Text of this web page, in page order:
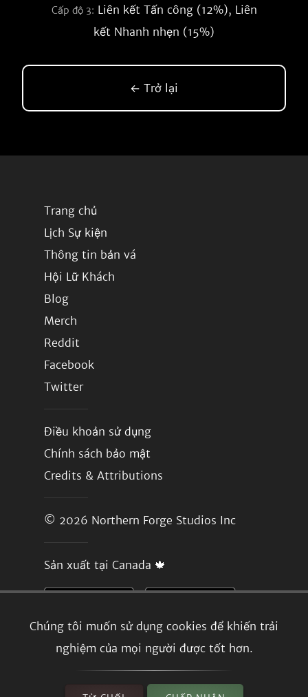
Chúng tôi muốn sử dụng cookies để khiến trải
nghiệm của mọi người được tốt hơn.
Cấp độ 3: Liên kết Tấn công (12%), Liên
kết Nhanh nhẹn (15%)
← Trở lại
Trang chủ
Lịch Sự kiện
Thông tin bản vá
Hội Lữ Khách
Blog
Merch
Reddit
Facebook
Twitter
Điều khoản sử dụng
Chính sách bảo mật
Credits & Attributions
© 2026 Northern Forge Studios Inc
Sản xuất tại Canada 🍁